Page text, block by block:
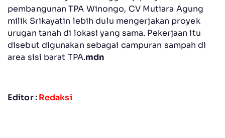
pembangunan TPA Winongo, CV Mutiara Agung
milik Srikayatin lebih dulu mengerjakan proyek
urugan tanah di lokasi yang sama. Pekerjaan itu
disebut digunakan sebagai campuran sampah di
area sisi barat TPA.mdn
Editor :Redaksi